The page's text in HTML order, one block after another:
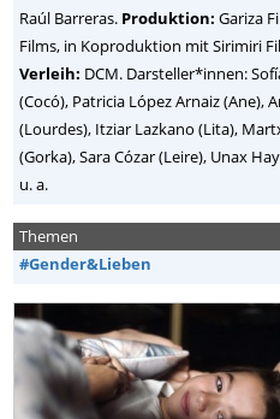
Raúl Barreras. Produktion: Gariza
Films, in Koproduktion mit Sirimiri
Verleih: DCM. Darsteller*innen:
(Cocó), Patricia López Arnaiz (Ane),
(Lourdes), Itziar Lazkano (Lita),
(Gorka), Sara Cózar (Leire), Unax
u. a.
Themen
#Gender&Lieben